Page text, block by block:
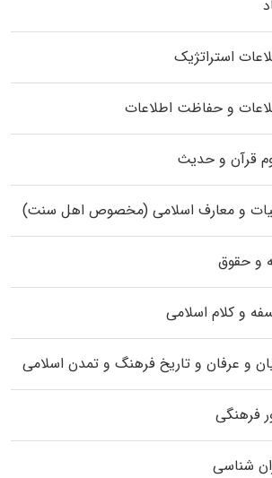
استراتژیک
و حفاظت اطلاعات
قرآن و حدیث
و معارف اسلامی (مخصوص اهل سنت)
و حقوق
و کلام اسلامی
و عرفان و تاریخ فرهنگ و تمدن اسلامی
فرهنگی
شناسی